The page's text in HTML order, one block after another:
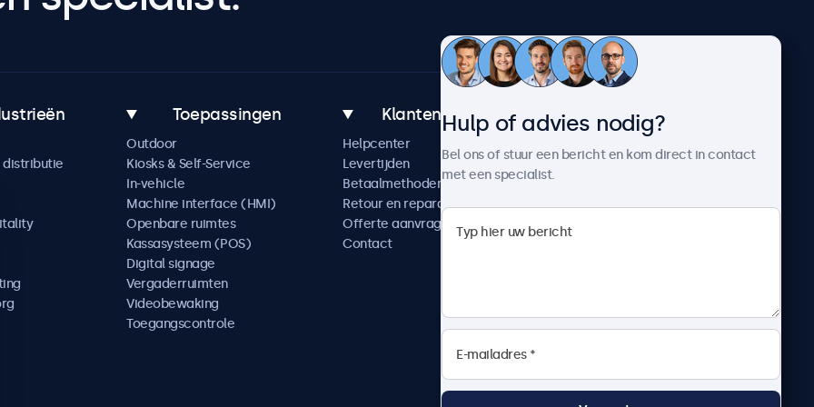
distributie
Toepassingen
Outdoor
Kiosks & Self-Service
In-vehicle
Machine interface (HMI)
Openbare ruimtes
Kassasysteem (POS)
Digital signage
Vergaderruimten
Videobewaking
Toegangscontrole
Klantenservice
Helpcenter
Levertijden
Betaalmethoden
Retour en reparatie
Offerte aanvragen
Contact
Over Beetronics
Nieuws en updates
Werken bij Beetronics
Algemene voorwaarden
Hulp of advies nodig?
Bel ons of stuur een bericht en kom direct in contact
met een specialist.